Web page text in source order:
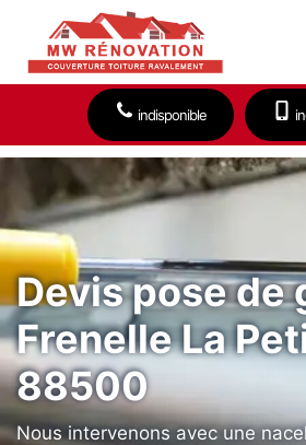
indisponible
Devis pose de
Frenelle La
88500
Nous intervenons avec une